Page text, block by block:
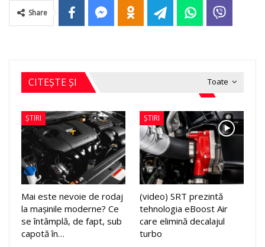
Share
Toate
CITEȘTE ȘI
ȘTIRI
Mai este nevoie de rodaj
la mașinile moderne? Ce
se întâmplă, de fapt, sub
capotă în…
ȘTIRI
(video) SRT prezintă
tehnologia eBoost Air
care elimină decalajul
turbo